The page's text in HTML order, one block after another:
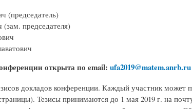
(председатель)
председателя)
открыта по email: ufa2019@matem.anrb.ru
докладов конференции. Каждый участник может
Тезисы принимаются до 1 мая 2019 г. на